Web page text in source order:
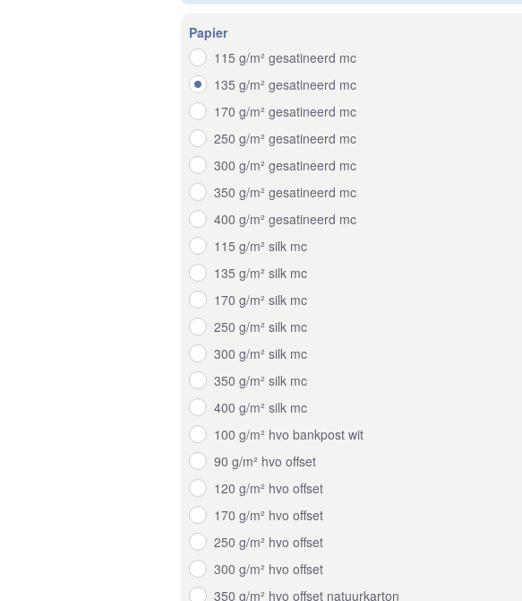
Papier
115 g/m² gesatineerd mc
135 g/m² gesatineerd mc
170 g/m² gesatineerd mc
250 g/m² gesatineerd mc
300 g/m² gesatineerd mc
350 g/m² gesatineerd mc
400 g/m² gesatineerd mc
115 g/m² silk mc
135 g/m² silk mc
170 g/m² silk mc
250 g/m² silk mc
300 g/m² silk mc
350 g/m² silk mc
400 g/m² silk mc
100 g/m² hvo bankpost wit
90 g/m² hvo offset
120 g/m² hvo offset
170 g/m² hvo offset
250 g/m² hvo offset
300 g/m² hvo offset
350 g/m² hvo offset natuurkarton